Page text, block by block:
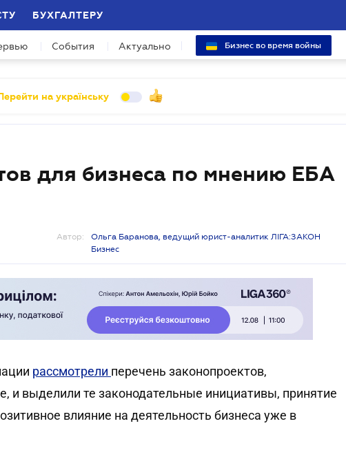
БУХГАЛТЕРУ
События Актуально Бизнес во время войны
на українську
для бизнеса по мнению ЕБА
Автор:
Ольга Баранова, ведущий юрист-аналитик ЛІГА:ЗАКОН
Бизнес
рассмотрели перечень законопроектов,
и выделили те законодательные инициативы, принятие
влияние на деятельность бизнеса уже в